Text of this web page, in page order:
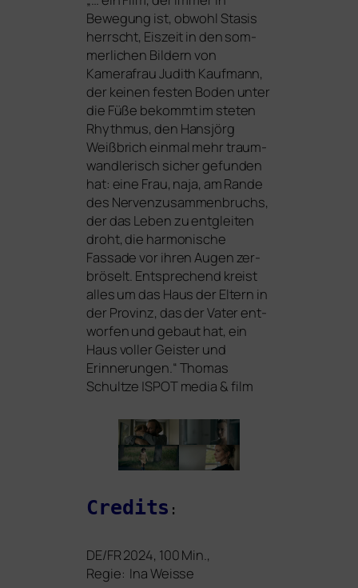
Bewegung ist, obwohl Stasis
herrscht, Eiszeit in den som­
mer­li­chen Bildern von
Kamerafrau Judith Kaufmann,
der kei­nen fes­ten Boden unter
die Füße bekommt im ste­ten
Rhythmus, den Hansjörg
Weißbrich ein­mal mehr traum­
wand­le­risch sicher gefun­den
hat: eine Frau, naja, am Rande
des Nervenzusammenbruchs,
der das Leben zu ent­glei­ten
droht, die har­mo­ni­sche
Fassade vor ihren Augen zer­
brö­selt. Entsprechend kreist
alles um das Haus der Eltern in
der Provinz, das der Vater ent­
wor­fen und gebaut hat, ein
Haus vol­ler Geister und
Erinnerungen.“ Thomas
Schultze |SPOTmedia &film
Credits :
DE/FR2024, 100 Min.,
Regie: Ina Weisse